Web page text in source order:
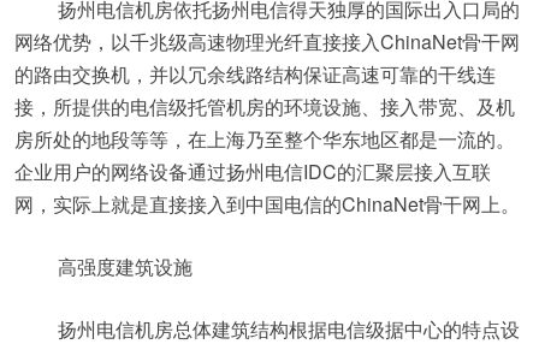
扬州电信机房依托扬州电信得天独厚的国际出入口局的
网络优势，以千兆级高速物理光纤直接接入ChinaNet骨干网
的路由交换机，并以冗余线路结构保证高速可靠的干线连
接，所提供的电信级托管机房的环境设施、接入带宽、及机
房所处的地段等等，在上海乃至整个华东地区都是一流的。
企业用户的网络设备通过扬州电信IDC的汇聚层接入互联
网，实际上就是直接接入到中国电信的ChinaNet骨干网上。
高强度建筑设施
扬州电信机房总体建筑结构根据电信级据中心的特点设